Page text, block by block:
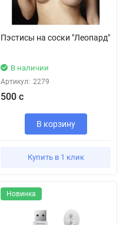
Пэстисы на соски "Леопард"
В наличии
Артикул: 2279
500 с
В корзину
Купить в 1 клик
Новинка